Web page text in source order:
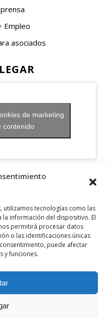
utilizamos tecnologías como las
información del dispositivo. El
permitirá procesar datos
o las identificaciones únicas
puede afectar
y funciones.
Empleo
asociados
de marketing
contenido
EN